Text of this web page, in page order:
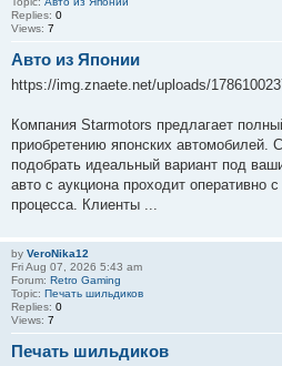
Replies: 0
Views: 7
Авто из Японии
https://img.znaete.net/uploads/
Компания Starmotors предлагает
приобретению японских автомобилей.
подобрать идеальный вариант под
авто с аукциона проходит оперативно
процесса. Клиенты ...
by VeroNika12
Fri Aug 07, 2026 5:43 am
Forum: Retro Gaming
Topic: Печать шильдиков
Replies: 0
Views: 7
Печать шильдиков